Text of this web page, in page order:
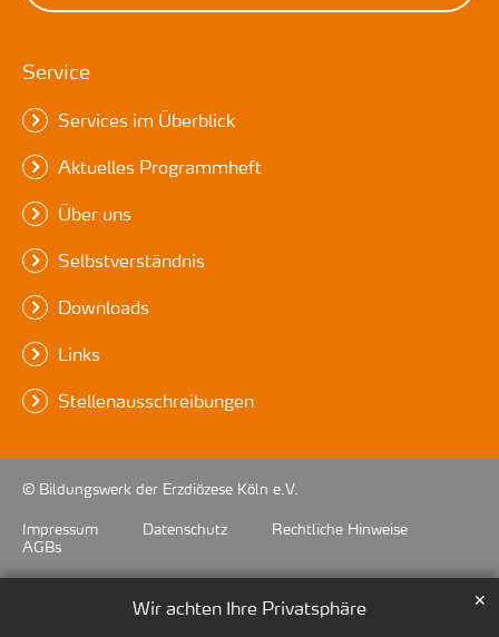
Wir achten Ihre Privatsphäre ✕
Service
Services im Überblick
Aktuelles Programmheft
Über uns
Selbstverständnis
Downloads
Links
Stellenausschreibungen
© Bildungswerk der Erzdiözese Köln e.V.
Impressum
Datenschutz
Rechtliche Hinweise
AGBs